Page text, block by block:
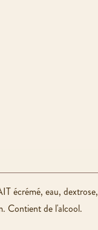
écrémé, eau,
Contient de l'alcool.